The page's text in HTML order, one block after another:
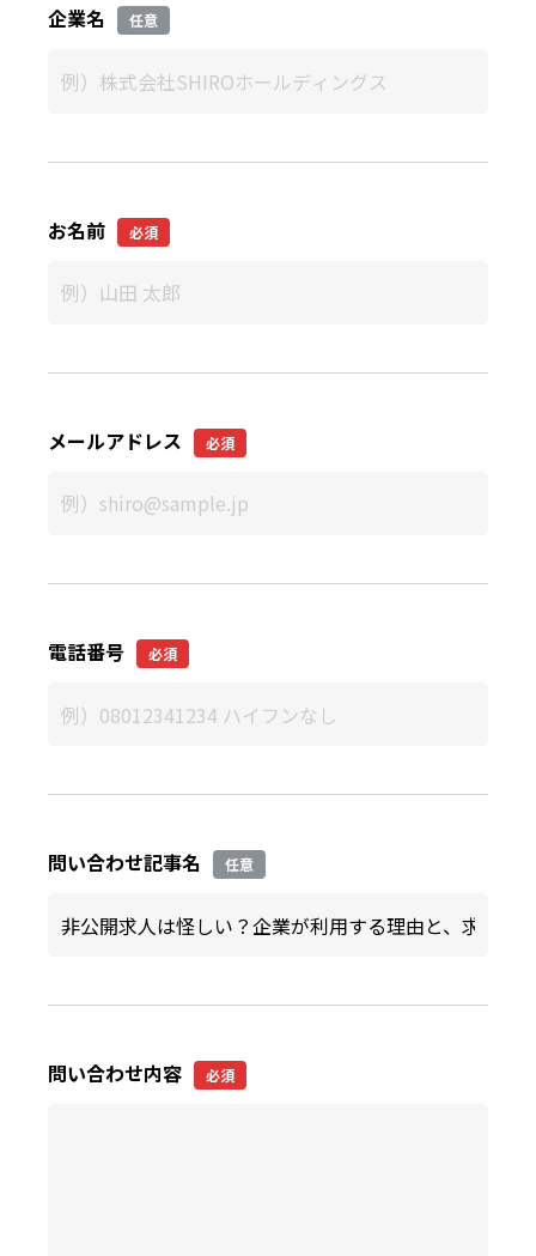
企業名 任意
お名前 必須
メールアドレス 必須
電話番号 必須
問い合わせ記事名 任意
問い合わせ内容 必須